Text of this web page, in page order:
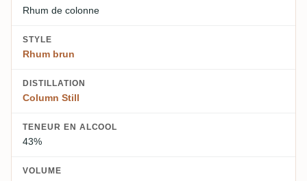
Rhum de colonne
STYLE
Rhum brun
DISTILLATION
Column Still
TENEUR EN ALCOOL
43%
VOLUME